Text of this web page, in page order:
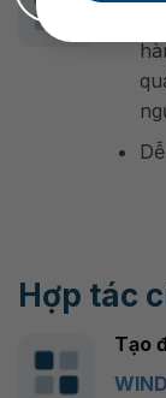
Hợp tác
Tạo